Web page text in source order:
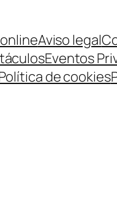
Aviso legal
Eventos
de cookies